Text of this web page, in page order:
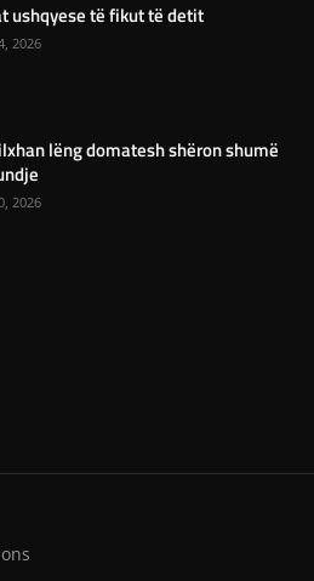
ushqyese të fikut të detit
2026
lëng domatesh shëron shumë
2026